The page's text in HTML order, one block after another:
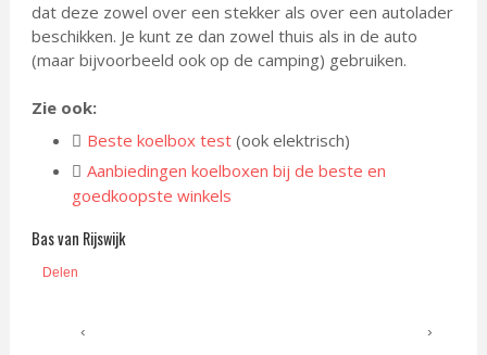
dat deze zowel over een stekker als over een autolader
beschikken. Je kunt ze dan zowel thuis als in de auto
(maar bijvoorbeeld ook op de camping) gebruiken.
Zie ook:
Beste koelbox test (ook elektrisch)
Aanbiedingen koelboxen bij de beste en
goedkoopste winkels
Bas van Rijswijk
Delen
‹ ›